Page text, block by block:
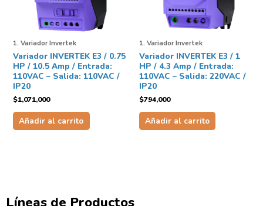
1. Variador Invertek
Variador INVERTEK E3 / 0.75
HP / 10.5 Amp / Entrada:
110VAC – Salida: 110VAC /
IP20
$1,071,000
Añadir al carrito
1. Variador Invertek
Variador INVERTEK E3 / 1
HP / 4.3 Amp / Entrada:
110VAC – Salida: 220VAC /
IP20
$794,000
Añadir al carrito
Líneas de Productos